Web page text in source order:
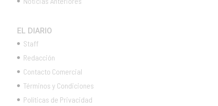
EL DIARIO
Staff
Redacción
Contacto Comercial
Términos y Condiciones
Políticas de Privacidad